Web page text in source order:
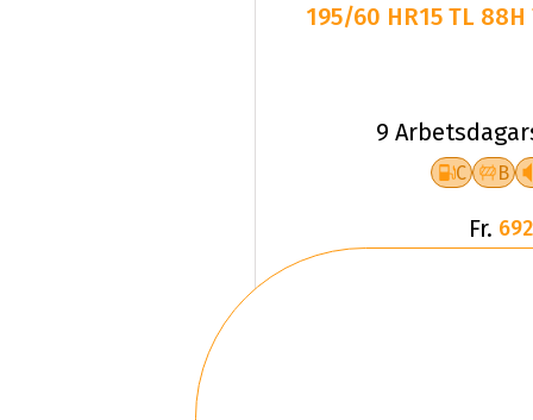
195/60 HR15 TL 88H
9
C B
Fr.